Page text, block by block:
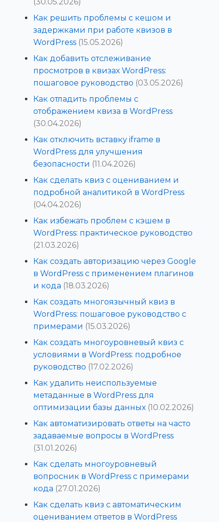
Как решить проблемы с кешом и
задержками при работе квизов в
WordPress (15.05.2026)
Как добавить отслеживание
просмотров в квизах WordPress:
пошаговое руководство (03.05.2026)
Как отладить проблемы с
отображением квиза в WordPress
(30.04.2026)
Как отключить вставку iframe в
WordPress для улучшения
безопасности (11.04.2026)
Как сделать квиз с оцениванием и
подробной аналитикой в WordPress
(04.04.2026)
Как избежать проблем с кэшем в
WordPress: практическое руководство
(21.03.2026)
Как создать авторизацию через Google
в WordPress с применением плагинов
и кода (18.03.2026)
Как создать многоязычный квиз в
WordPress: пошаговое руководство с
примерами (15.03.2026)
Как создать многоуровневый квиз с
условиями в WordPress: подробное
руководство (17.02.2026)
Как удалить неиспользуемые
метаданные в WordPress для
оптимизации базы данных (10.02.2026)
Как автоматизировать ответы на часто
задаваемые вопросы в WordPress
(31.01.2026)
Как сделать многоуровневый
вопросник в WordPress с примерами
кода (27.01.2026)
Как сделать квиз с автоматическим
оцениванием ответов в WordPress